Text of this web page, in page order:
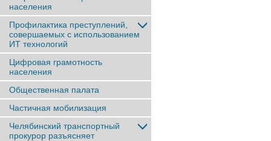
населения
Профилактика преступлений,
совершаемых с использованием
ИТ технологий
Цифровая грамотность
населения
Общественная палата
Частичная мобилизация
Челябинский транспортный
прокурор разъясняет